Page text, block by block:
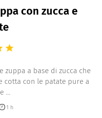
con zucca e
zuppa a base di zucca che
cotta con le patate pure a
1 h